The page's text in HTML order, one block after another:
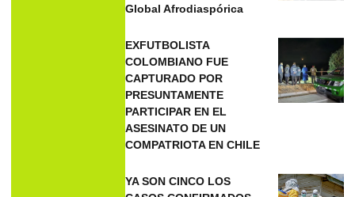
Global Afrodiaspórica
EXFUTBOLISTA
COLOMBIANO FUE
CAPTURADO POR
PRESUNTAMENTE
PARTICIPAR EN EL
ASESINATO DE UN
COMPATRIOTA EN CHILE
YA SON CINCO LOS